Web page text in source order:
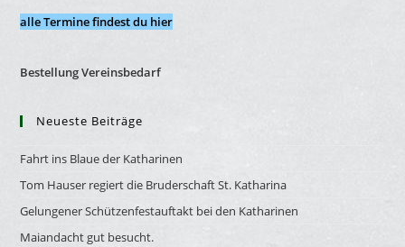
alle Termine findest du hier
Bestellung Vereinsbedarf
Neueste Beiträge
Fahrt ins Blaue der Katharinen
Tom Hauser regiert die Bruderschaft St. Katharina
Gelungener Schützenfestauftakt bei den Katharinen
Maiandacht gut besucht.